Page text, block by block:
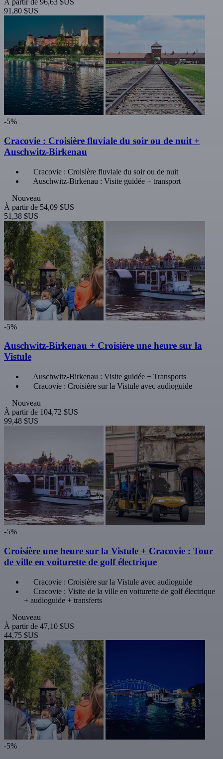
À partir de 96,63 $US
91,80 $US
-5%
Cracovie : Croisière fluviale du soir ou de nuit +
Auschwitz-Birkenau
Cracovie : Croisière fluviale du soir ou de nuit
Auschwitz-Birkenau : Visite guidée + transport
Nouveau
À partir de 54,09 $US
51,38 $US
-5%
Auschwitz-Birkenau + Croisière une heure sur la
Vistule
Auschwitz-Birkenau : Visite guidée + Transports
Cracovie : Croisière sur la Vistule avec audioguide
Nouveau
À partir de 104,72 $US
99,48 $US
-5%
Croisière une heure sur la Vistule + Cracovie : Tour
de ville en voiturette de golf électrique
Cracovie : Croisière sur la Vistule avec audioguide
Cracovie : Visite de la ville en voiturette de golf électrique
+ audioguide + transferts
Nouveau
À partir de 47,10 $US
44,75 $US
-5%